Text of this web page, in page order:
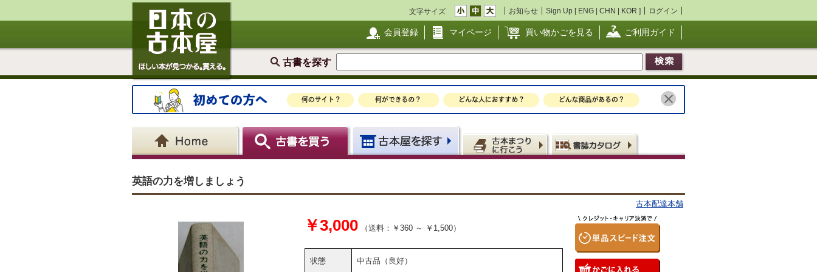
文字サイズ お知らせ Sign Up [ ENG | CHN | KOR ] ログイン
会員登録 マイページ 買い物かごを見る ご利用ガイド
古書を探す
英語の力を増しましょう
古本配達本舗
￥3,000 （送料：￥360 ～ ￥1,500）
状態 中古品（良好）